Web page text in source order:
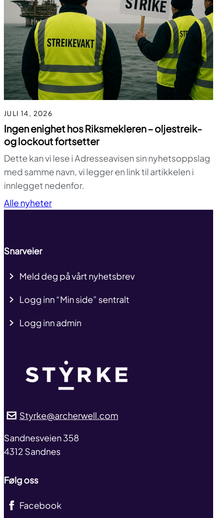
JULI 14, 2026
Ingen enighet hos Riksmekleren – oljestreik-
og lockout fortsetter
Dette kan vi lese i Adresseavisen sin nyhetsoppslag
med samme navn, vi legger en link til artikkelen i
innlegget nedenfor.
Alle nyheter
Snarveier
Meld deg på vårt nyhetsbrev
Logg inn “Min side” sentralt
Logg inn admin
Styrke@archerwell.com
address
Sandnesveien 358
4312 Sandnes
Følg oss
Facebook